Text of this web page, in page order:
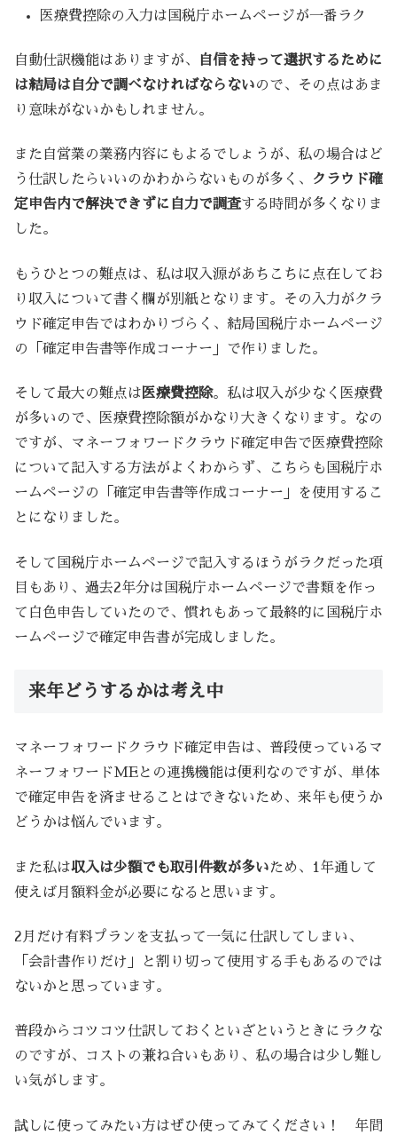
医療費控除の入力は国税庁ホームページが一番ラク
自動仕訳機能はありますが、
自信を持って選択するために
は結局は自分で調べなければならないので、その点はあま
り意味がないかもしれません。
また自営業の業務内容にもよるでしょうが、私の場合はど
う仕訳したらいいのかわからないものが多く、
クラウド確
定申告内で解決できずに自力で調査する時間が多くなりま
した。
もうひとつの難点は、私は収入源があちこちに点在してお
り収入について書く欄が別紙となります。その入力がクラ
ウド確定申告ではわかりづらく、結局国税庁ホームページ
の「確定申告書等作成コーナー」で作りました。
そして最大の難点は医療費控除。私は収入が少なく医療費
が多いので、医療費控除額がかなり大きくなります。なの
ですが、マネーフォワードクラウド確定申告で医療費控除
について記入する方法がよくわからず、こちらも国税庁ホ
ームページの「確定申告書等作成コーナー」を使用するこ
とになりました。
そして国税庁ホームページで記入するほうがラクだった項
目もあり、過去2年分は国税庁ホームページで書類を作っ
て白色申告していたので、慣れもあって最終的に国税庁ホ
ームページで確定申告書が完成しました。
来年どうするかは考え中
マネーフォワードクラウド確定申告は、普段使っているマ
ネーフォワードMEとの連携機能は便利なのですが、単体
で確定申告を済ませることはできないため、来年も使うか
どうかは悩んでいます。
また私は収入は少額でも取引件数が多いため、1年通して
使えば月額料金が必要になると思います。
2月だけ有料プランを支払って一気に仕訳してしまい、
「会計書作りだけ」と割り切って使用する手もあるのでは
ないかと思っています。
普段からコツコツ仕訳しておくといざというときにラクな
のですが、コストの兼ね合いもあり、私の場合は少し難し
い気がします。
試しに使ってみたい方はぜひ使ってみてください！ 年間